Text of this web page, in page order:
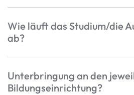
Wie läuft das Studium/die
ab?
Unterbringung an den
Bildungseinrichtung?